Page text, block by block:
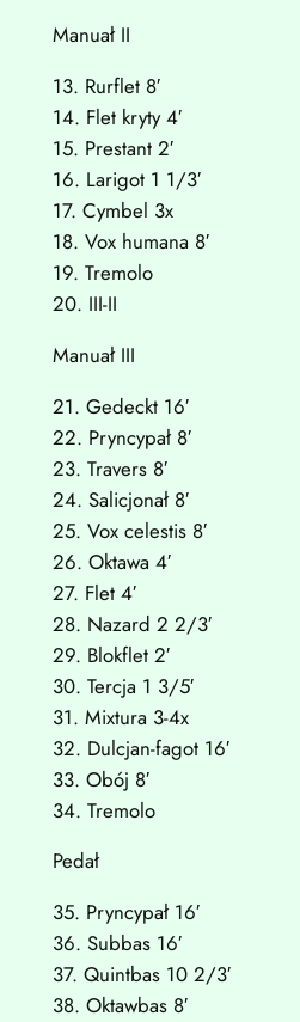
Manuał II
13. Rurflet 8′
14. Flet kryty 4′
15. Prestant 2′
16. Larigot 1 1/3′
17. Cymbel 3x
18. Vox humana 8′
19. Tremolo
20. III-II
Manuał III
21. Gedeckt 16′
22. Pryncypał 8′
23. Travers 8′
24. Salicjonał 8′
25. Vox celestis 8′
26. Oktawa 4′
27. Flet 4′
28. Nazard 2 2/3′
29. Blokflet 2′
30. Tercja 1 3/5′
31. Mixtura 3-4x
32. Dulcjan-fagot 16′
33. Obój 8′
34. Tremolo
Pedał
35. Pryncypał 16′
36. Subbas 16′
37. Quintbas 10 2/3′
38. Oktawbas 8′